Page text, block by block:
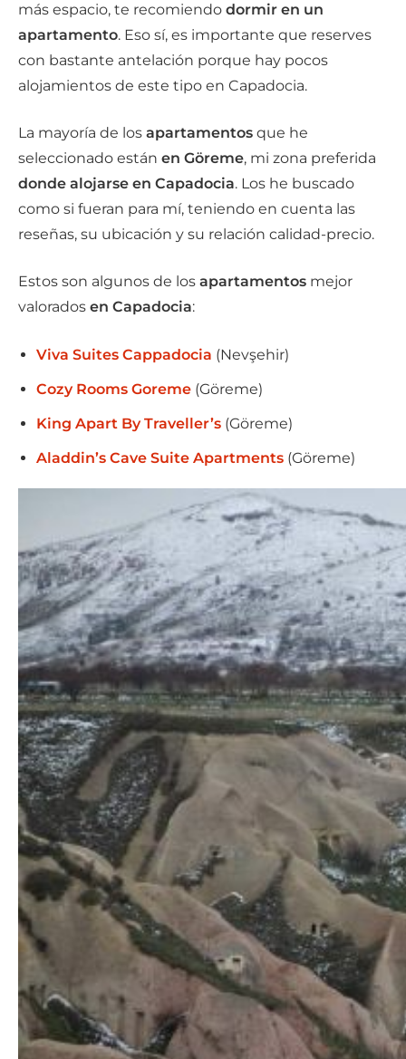
más espacio, te recomiendo dormir en un
apartamento. Eso sí, es importante que reserves
con bastante antelación porque hay pocos
alojamientos de este tipo en Capadocia.
La mayoría de los apartamentos que he
seleccionado están en Göreme, mi zona preferida
donde alojarse en Capadocia. Los he buscado
como si fueran para mí, teniendo en cuenta las
reseñas, su ubicación y su relación calidad-precio.
Estos son algunos de los apartamentos mejor
valorados en Capadocia:
Viva Suites Cappadocia (Nevşehir)
Cozy Rooms Goreme (Göreme)
King Apart By Traveller’s (Göreme)
Aladdin’s Cave Suite Apartments (Göreme)